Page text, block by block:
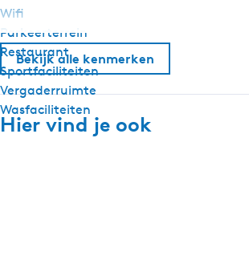
Wifi
Parkeerterrein
Restaurant
Sportfaciliteiten
Vergaderruimte
Wasfaciliteiten
Bekijk alle kenmerken
Hier vind je ook